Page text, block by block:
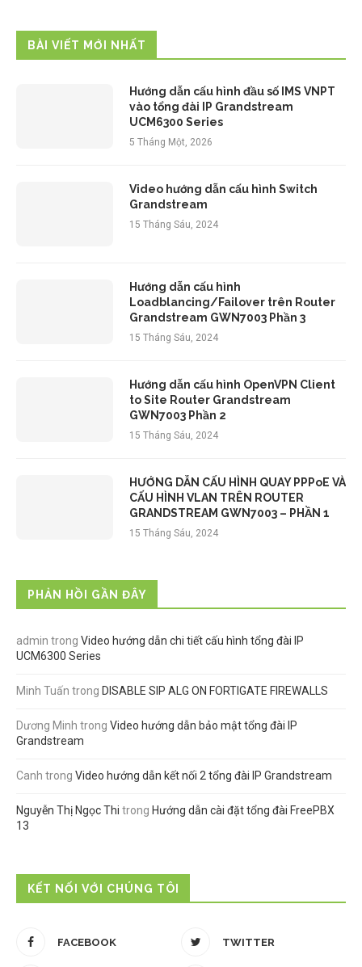
BÀI VIẾT MỚI NHẤT
Hướng dẫn cấu hình đầu số IMS VNPT
vào tổng đài IP Grandstream
UCM6300 Series
5 Tháng Một, 2026
Video hướng dẫn cấu hình Switch
Grandstream
15 Tháng Sáu, 2024
Hướng dẫn cấu hình
Loadblancing/Failover trên Router
Grandstream GWN7003 Phần 3
15 Tháng Sáu, 2024
Hướng dẫn cấu hình OpenVPN Client
to Site Router Grandstream
GWN7003 Phần 2
15 Tháng Sáu, 2024
HƯỚNG DẪN CẤU HÌNH QUAY PPPoE VÀ
CẤU HÌNH VLAN TRÊN ROUTER
GRANDSTREAM GWN7003 – PHẦN 1
15 Tháng Sáu, 2024
PHẢN HỒI GẦN ĐÂY
admin trong Video hướng dẫn chi tiết cấu hình tổng đài IP
UCM6300 Series
Minh Tuấn trong DISABLE SIP ALG ON FORTIGATE FIREWALLS
Dương Minh trong Video hướng dẫn bảo mật tổng đài IP
Grandstream
Canh trong Video hướng dẫn kết nối 2 tổng đài IP Grandstream
Nguyễn Thị Ngọc Thi trong Hướng dẫn cài đặt tổng đài FreePBX
13
KẾT NỐI VỚI CHÚNG TÔI
FACEBOOK TWITTER